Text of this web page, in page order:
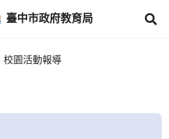
臺中市政府教育局
校園活動報導